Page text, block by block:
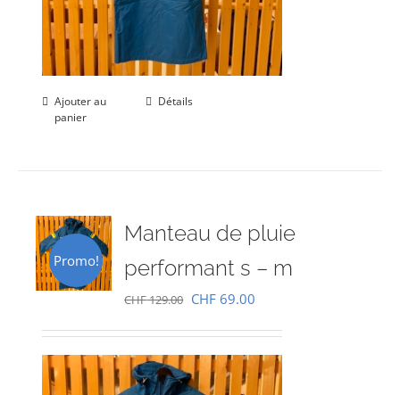
Ajouter au
panier
Détails
Promo!
Manteau de pluie
performant s – m
CHF129.00 Le
initial
était :
CHF 69.00
actuel
est :